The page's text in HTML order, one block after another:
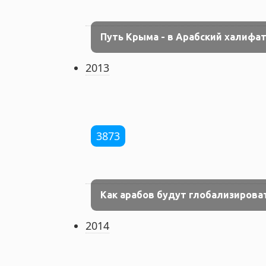
Путь Крыма - в Арабский
2013
3873
Как арабов будут
2014